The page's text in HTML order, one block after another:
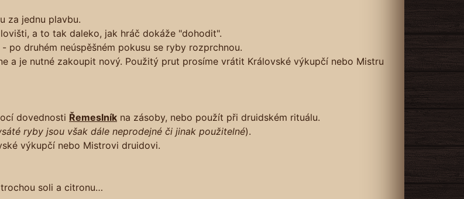
za jednu plavbu.
a to tak daleko, jak hráč dokáže "dohodit".
druhém neúspěšném pokusu se ryby rozprchnou.
a je nutné zakoupit nový. Použitý prut prosíme vrátit Královské výkupčí nebo Mistru
dovednosti Řemeslník na zásoby, nebo použít při druidském rituálu.
ryby jsou však dále neprodejné či jinak použitelné).
výkupčí nebo Mistrovi druidovi.
soli a citronu…